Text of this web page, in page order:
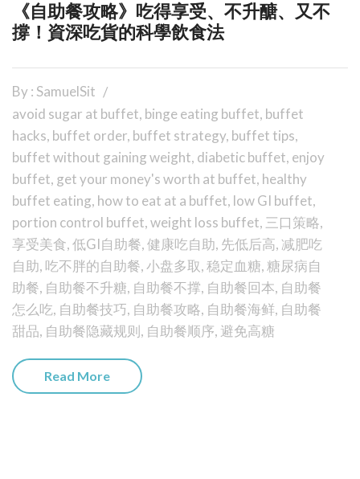
《自助餐攻略》吃得享受、不升醣、又不
撐！資深吃貨的科學飲食法
By : SamuelSit
avoid sugar at buffet, binge eating buffet, buffet
hacks, buffet order, buffet strategy, buffet tips,
buffet without gaining weight, diabetic buffet, enjoy
buffet, get your money's worth at buffet, healthy
buffet eating, how to eat at a buffet, low GI buffet,
portion control buffet,weight loss buffet, 三口策略,
享受美食,低GI自助餐,健康吃自助, 先低后高,减肥吃
自助, 吃不胖的自助餐,小盘多取,稳定血糖,糖尿病自
助餐, 自助餐不升糖, 自助餐不撑, 自助餐回本, 自助餐
怎么吃, 自助餐技巧, 自助餐攻略, 自助餐海鲜, 自助餐
甜品, 自助餐隐藏规则, 自助餐顺序, 避免高糖
Read More